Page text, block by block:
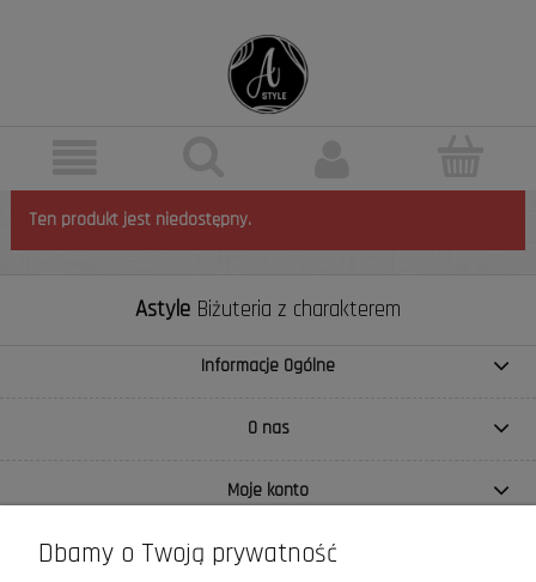
Ten produkt jest niedostępny.
Astyle Biżuteria z charakterem
Informacje Ogólne
O nas
Moje konto
Dbamy o Twoją prywatność